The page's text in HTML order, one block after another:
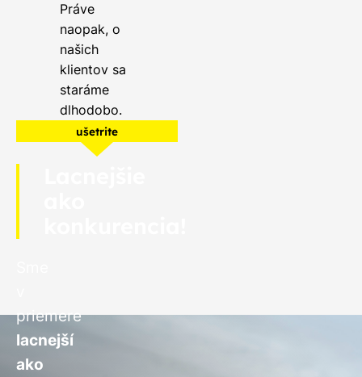
Práve
naopak, o
našich
klientov sa
staráme
dlhodobo.
ušetrite
priemere
lacnejší
ako